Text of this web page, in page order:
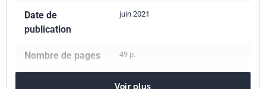
Date de
publication
juin 2021
Nombre de pages 49 p.
Voir plus